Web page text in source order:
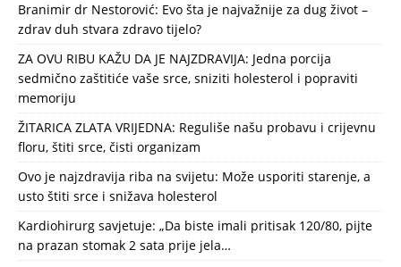
Branimir dr Nestorović: Evo šta je najvažnije za dug život –
zdrav duh stvara zdravo tijelo?
ZA OVU RIBU KAŽU DA JE NAJZDRAVIJA: Jedna porcija
sedmično zaštitiće vaše srce, sniziti holesterol i popraviti
memoriju
ŽITARICA ZLATA VRIJEDNA: Reguliše našu probavu i crijevnu
floru, štiti srce, čisti organizam
Ovo je najzdravija riba na svijetu: Može usporiti starenje, a
usto štiti srce i snižava holesterol
Kardiohirurg savjetuje: „Da biste imali pritisak 120/80, pijte
na prazan stomak 2 sata prije jela…